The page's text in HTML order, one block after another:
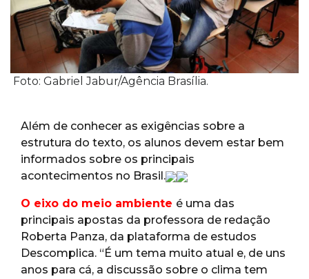
Foto: Gabriel Jabur/Agência Brasília.
Além de conhecer as exigências sobre a
estrutura do texto, os alunos devem estar bem
informados sobre os principais
acontecimentos no Brasil.
O eixo do meio ambiente é uma das
principais apostas da professora de redação
Roberta Panza, da plataforma de estudos
Descomplica. “É um tema muito atual e, de uns
anos para cá, a discussão sobre o clima tem